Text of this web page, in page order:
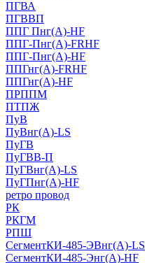
ПГВА
ПГВВП
ППГ Пнг(А)-HF
ППГ-Пнг(А)-FRHF
ППГ-Пнг(А)-HF
ППГнг(А)-FRHF
ППГнг(А)-HF
ПРППМ
ПТПЖ
ПуВ
ПуВнг(А)-LS
ПуГВ
ПуГВВ-П
ПуГВнг(А)-LS
ПуГПнг(А)-HF
ретро провод
РК
РКГМ
РПШ
СегментКИ-485-ЭВнг(А)-LS
СегментКИ-485-Энг(А)-HF